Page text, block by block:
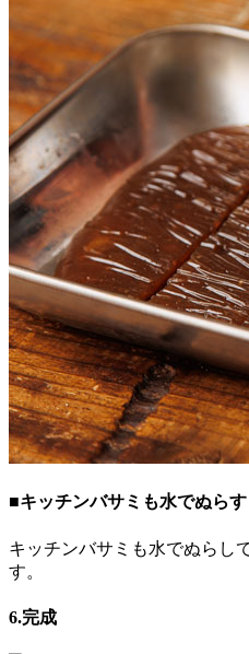
■キッチンバサミも水でぬらす
キッチンバサミも水でぬらし
す。
6.完成